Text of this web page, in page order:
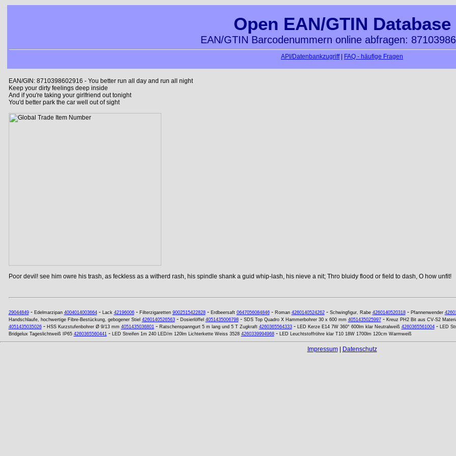
Open EAN/GTIN Database
EAN/GTIN Barcodenummern online abfragen:
API/Datenbankzugriff| FAQ - häufige Fragen
EAN/GIN: 8710398602916 - You better run all day and run all night
Keep your dirty feelings deep inside
And if you're taking your girlfriend out tonight
You'd better park the car well out of sight
Poor devil! see him owre his trash, as feckless as a witherd rash, his spindle shank a guid whip-lash, his nieve a nit; Thro bluidy flood or field to dash, O how unfit!
29044849- Edelmarzipan 4004014003664- Lack 42196006- Filterzigaretten 9002515422828- Erdbeersaft 0647056084846- Roman 4260140524262- Schwingfigur, Rabe 4260140520318- Pfannenwender
Handschlaufe, hochwertige Fibre-Bestückung, gebogener Stiel 4260140526563- Dosierlöffel 4051435006798- SDS Top Quadro X Hammerbohrer 30 x 600 mm 4051435025997- Kreuz PH2 Bit aus CV-S2
4051435035026- HSS Kurzstufenbohrer Ø 9/13 mm 4051435036801- Ratschenspanngurt 5 m lang und 5 T Zugkraft 4260365564333- LED Kerze E14 7W 360° 600lm klar Neutralweiß 4260365561004- LED
Bridgelux Tageslichtweiß IP65 4260365560441- LED Streifen 1m 240 LED/m 120lm Lichterkette Weiss 3528 4260339994968- LED Leuchtstoffröhre klar T10 18W 1700lm 120cm Warmweiß
Impressum| Datenschutz